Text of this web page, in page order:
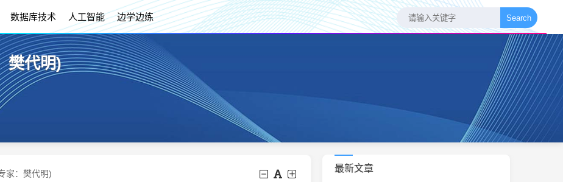
数据库技术 人工智能 边学边练 Search
樊代明)
家：樊代明) 最新文章